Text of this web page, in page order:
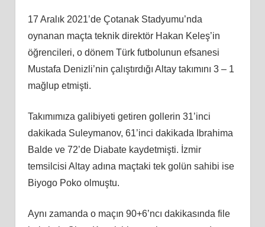
17 Aralık 2021’de Çotanak Stadyumu’nda
oynanan maçta teknik direktör Hakan Keleş’in
öğrencileri, o dönem Türk futbolunun efsanesi
Mustafa Denizli’nin çalıştırdığı Altay takımını 3 – 1
mağlup etmişti.
Takımımıza galibiyeti getiren gollerin 31’inci
dakikada Suleymanov, 61’inci dakikada Ibrahima
Balde ve 72’de Diabate kaydetmişti. İzmir
temsilcisi Altay adına maçtaki tek golün sahibi ise
Biyogo Poko olmuştu.
Aynı zamanda o maçın 90+6’ncı dakikasında file